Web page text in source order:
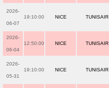
2026-
06-07
19:10:00 NICE TUNISAIR
2026-
06-04
12:50:00 NICE TUNISAIR
2026-
05-31
19:10:00 NICE TUNISAIR